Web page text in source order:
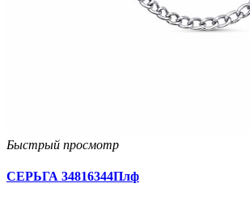
Быстрый просмотр
СЕРЬГА 34816344Плф